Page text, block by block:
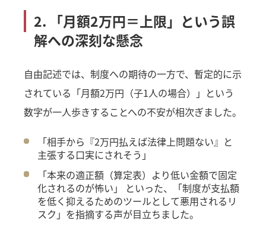
2. 「月額2万円＝上限」という誤
解への深刻な懸念
自由記述では、制度への期待の一方で、暫定的に示
されている「月額2万円（子1人の場合）」という
数字が一人歩きすることへの不安が相次ぎました。
「相手から『2万円払えば法律上問題ない』と
主張する口実にされそう」
「本来の適正額（算定表）より低い金額で固定
化されるのが怖い」 といった、「制度が支払額
を低く抑えるためのツールとして悪用されるリ
スク」を指摘する声が目立ちました。